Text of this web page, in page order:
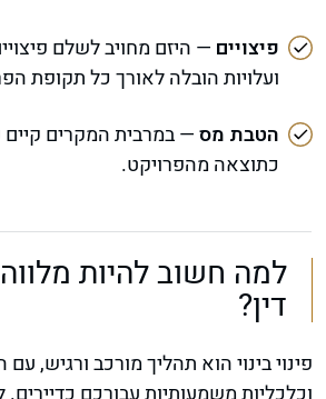
פיצויים — היזם מחויב לשלם
ועלויות הובלה לאורך כל תקופת
הטבת מס— במרבית המקרים
כתוצאה מהפרויקט.
למה חשוב להיות
דין?
פינוי בינוי הוא תהליך מורכב ורגיש,